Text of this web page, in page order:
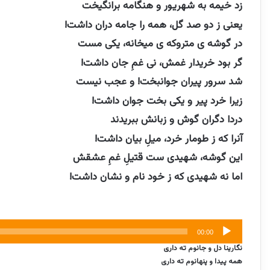
زد خیمه به شهریور و هنگامه برانگیخت
یعنی ز دو صد گل، همه را جامه دران داشت!
در گوشه ی متروکه ی میخانه، یکی مست
گر بود خریدار غمش، نی غمِ جان داشت!
شد سرور پیران جوانبخت! و عجب نیست
زیرا خرد پیر و یکی بخت جوان داشت!
دردا دگران گوش و زبانش ببریدند
آنرا که ز طومار خرد، میلِ بیان داشت!
این گوشه، شهیدی ست قتیلِ غمِ عشقش
اما نه شهیدی که ز خود نام و نشان داشت!
پخش‌کننده
صوت
00:00
نگارینا دل و جانوم ته داری
همه پیدا و پنهانوم ته داری